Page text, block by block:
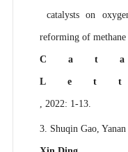
catalysts on
reforming of
, 2022: 1-13.
3. Shuqin Gao,